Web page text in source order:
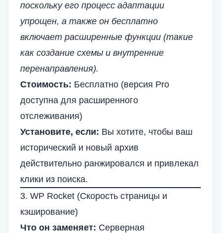
поскольку его процесс адаптации
упрощен, а также он бесплатно
включает расширенные функции (такие
как создание схемы и внутренние
перенаправления).
Стоимость: Бесплатно (версия Pro
доступна для расширенного
отслеживания)
Установите, если: Вы хотите, чтобы ваш
исторический и новый архив
действительно ранжировался и привлекал
клики из поиска.
3. WP Rocket (Скорость страницы и
кэширование)
Что он заменяет: Серверная